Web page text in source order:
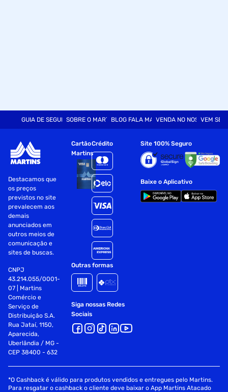
GUIA DE SEGURANÇASOBRE O MARTINSBLOG FALA MARTVENDA NO NOSSO SITE
VEM SER
Destacamos que
os preços
previstos no site
prevalecem aos
demais
anunciados em
outros meios de
comunicação e
sites de buscas.
CNPJ
43.214.055/0001-
07 | Martins
Comércio e
Serviço de
Distribuição S.A.
Rua Jataí, 1150,
Aparecida,
Uberlândia / MG -
CEP 38400 - 632
Cartão
Martins
Crédito
Outras formas
Siga nossas Redes
Sociais
Site 100% Seguro
Baixe o Aplicativo
*O Cashback é válido para produtos vendidos e entregues pelo Martins.
Para resgatar o cashback o cliente deve baixar o App Martins Atacado